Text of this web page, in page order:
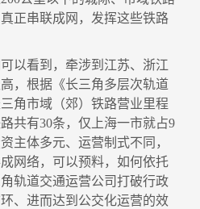
正串联成网，发挥这些铁路
以看到，牵涉到江苏、浙江
，根据《长三角多层次轨道
角市域（郊）铁路营业里程
共有30条，仅上海一市就占9
主体多元、运营制式不同，
网络，可以预料，如何依托
轨道交通运营公司打破行政
、进而达到公交化运营的效